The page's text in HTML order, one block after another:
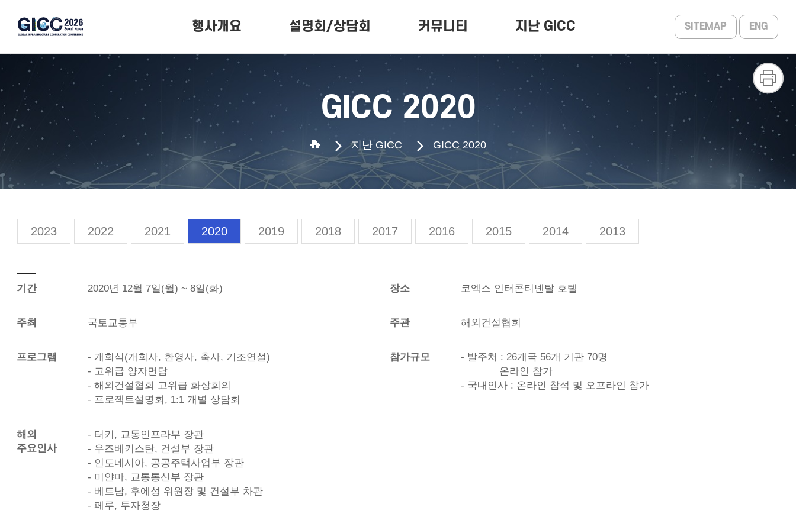
행사개요
행사개요
행사일정
행사장소
설명회/상담회
프로젝트 설명회
상담회 신청
커뮤니티
카드뉴스
지난 GICC
GICC 2025 ~ 2013
포토갤러리
SITEMAP ENG
GICC 2020
지난 GICC GICC 2020
2023 2022 2021 2020 2019 2018 2017 2016 2015 2014 2013
기간 2020년 12월 7일(월) ~ 8일(화) 장소 코엑스 인터콘티넨탈 호텔
주최 국토교통부 주관 해외건설협회
프로그램
- 개회식(개회사, 환영사, 축사, 기조연설)
- 고위급 양자면담
- 해외건설협회 고위급 화상회의
- 프로젝트설명회, 1:1 개별 상담회
참가규모
- 발주처 : 26개국 56개 기관 70명
온라인 참가
- 국내인사 : 온라인 참석 및 오프라인 참가
해외
주요인사
- 터키, 교통인프라부 장관
- 우즈베키스탄, 건설부 장관
- 인도네시아, 공공주택사업부 장관
- 미얀마, 교통통신부 장관
- 베트남, 후에성 위원장 및 건설부 차관
- 페루, 투자청장